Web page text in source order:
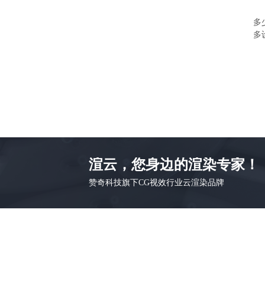
多
多
渲云，您身边的渲染专家！
赞奇科技旗下CG视效行业云渲染品牌